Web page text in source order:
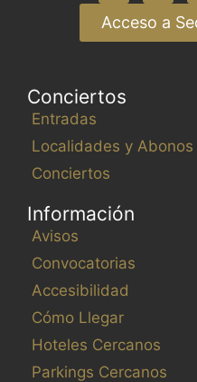
Acceso a
Conciertos
Entradas
Localidades y Abonos
Conciertos
Información
Avisos
Convocatorias
Accesibilidad
Cómo Llegar
Hoteles Cercanos
Parkings Cercanos